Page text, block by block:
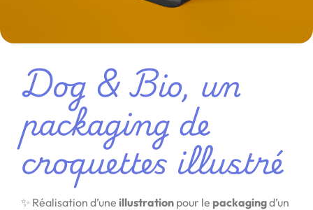
Dog & Bio, un
packaging de
croquettes illustré
✨ Réalisation d’une illustration pour le packagingd’un